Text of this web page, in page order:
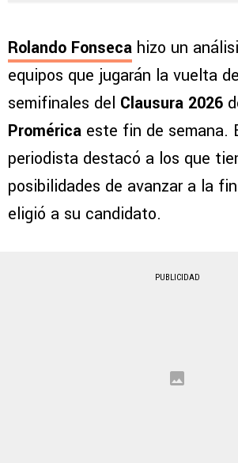
Rolando Fonseca hizo un
equipos que jugarán la vuelta
semifinales del Clausura 2026
Promérica este fin de semana.
periodista destacó a los que
posibilidades de avanzar a la
eligió a su candidato.
PUBLICIDAD